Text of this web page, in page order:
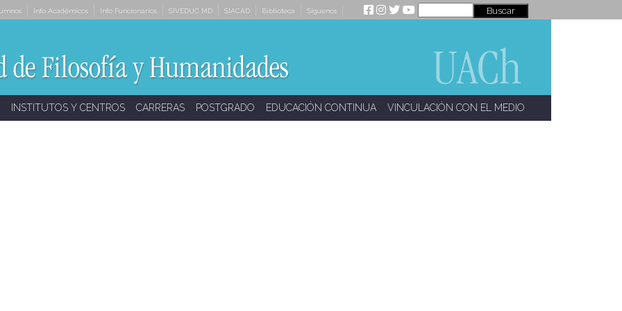
Info Académicos Info Funcionarios SIVEDUC MD SIACAD Biblioteca Síguenos
INSTITUTOS Y CENTROS CARRERAS POSTGRADO EDUCACIÓN CONTINUA VINCULACIÓN CON EL MEDIO